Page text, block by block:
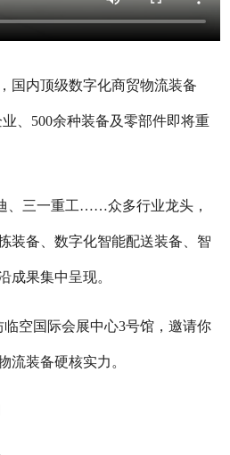
内顶级数字化商贸物流装备
、500余种装备及零部件即将重
三一重工……众多行业龙头，
装备、数字化智能配送装备、智
成果集中呈现。
空国际会展中心3号馆，邀请你
流装备硬核实力。